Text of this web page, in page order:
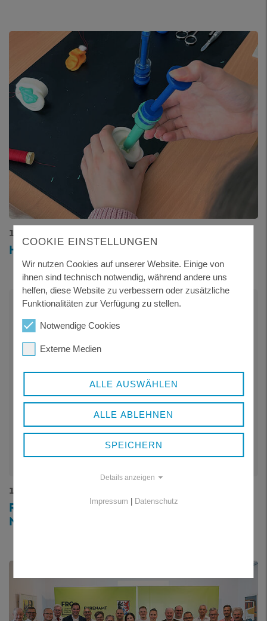
15.07.2026
HANDWERK HAUTNAH ERLEBEN
14.07.2026
REGIONALE KOORDINIERUNGSSTELLE
NIEDERBAYERN BESETZT
COOKIE EINSTELLUNGEN
Wir nutzen Cookies auf unserer Website. Einige von
ihnen sind technisch notwendig, während andere uns
helfen, diese Website zu verbessern oder zusätzliche
Funktionalitäten zur Verfügung zu stellen.
Notwendige Cookies
Externe Medien
ALLE AUSWÄHLEN
ALLE ABLEHNEN
SPEICHERN
Details anzeigen
Impressum | Datenschutz